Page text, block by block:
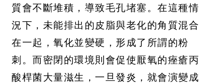
質會不斷堆積，導致毛孔堵塞。在這種情
況下，未能排出的皮脂與老化的角質混合
在一起，氧化並變硬，形成了所謂的粉
刺。而密閉的環境則會促使厭氧的痤瘡丙
酸桿菌大量滋生，一旦發炎，就會演變成